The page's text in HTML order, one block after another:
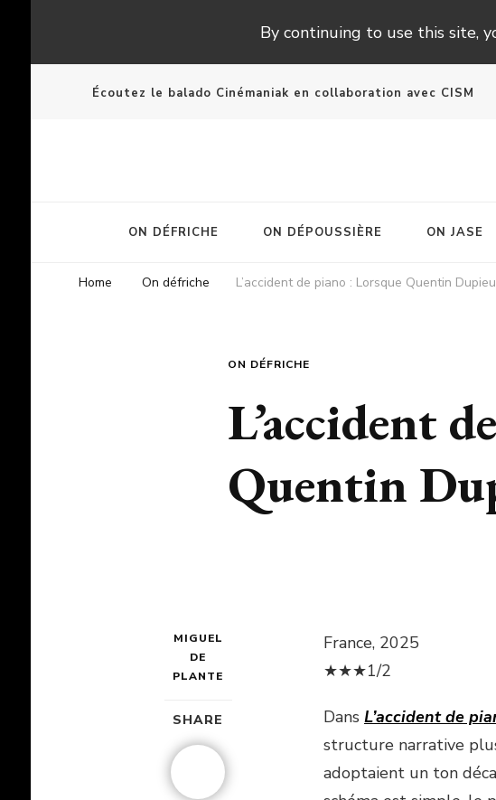
By continuing to use this site,
Écoutez le balado Cinémaniak en collaboration avec CISM
ON DÉFRICHE ON DÉPOUSSIÈRE ON JASE
Home On défriche L’accident de piano : Lorsque Quentin
ON DÉFRICHE
L’accident
Quentin
MIGUEL
DE
PLANTE
SHARE
France, 2025
★★★1/2
Dans L’accident de
structure narrative
adoptaient un ton